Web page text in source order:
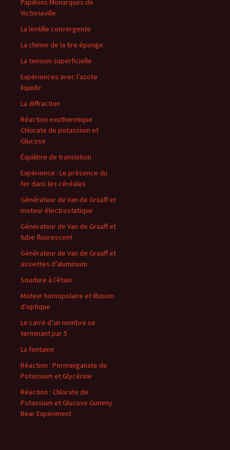
Papillons Monarques de
Victoriaville
La lentille convergente
La chimie de la tire éponge
La tension superficielle
Expériences avec l’azote
liquide
La diffraction
Réaction exothermique
Chlorate de potassium et
Glucose
Équilibre de translation
Expérience : Le présence du
fer dans les céréales
Générateur de Van de Graaff et
moteur électrostatique
Générateur de Van de Graaff et
tube fluorescent
Générateur de Van de Graaff et
assiettes d’aluminium
Soudure à l’étain
Moteur homopolaire et illusion
d’optique
Le carré d’un nombre se
terminant par 5
La fontaine
Réaction : Permanganate de
Potassium et Glycérine
Réaction : Chlorate de
Potassium et Glucose Gummy
Bear Experiment